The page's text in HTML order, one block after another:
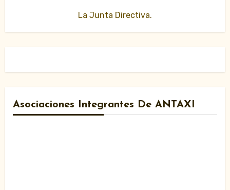
La Junta Directiva.
Asociaciones Integrantes De ANTAXI